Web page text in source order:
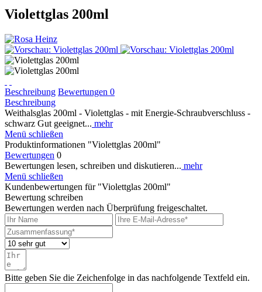
Violettglas 200ml
Beschreibung Bewertungen 0
Beschreibung
Weithalsglas 200ml - Violettglas - mit Energie-Schraubverschluss -
schwarz Gut geeignet... mehr
Menü schließen
Produktinformationen "Violettglas 200ml"
Bewertungen 0
Bewertungen lesen, schreiben und diskutieren... mehr
Menü schließen
Kundenbewertungen für "Violettglas 200ml"
Bewertung schreiben
Bewertungen werden nach Überprüfung freigeschaltet.
Bitte geben Sie die Zeichenfolge in das nachfolgende Textfeld ein.